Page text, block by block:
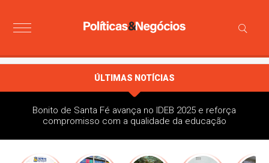
ÚLTIMAS NOTÍCIAS
Bonito de Santa Fé avança no IDEB 2025 e reforça
compromisso com a qualidade da educação